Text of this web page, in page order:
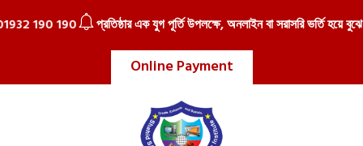
Online Payment
190 190 প্রতিষ্ঠার এক যুগ পূর্তি উপলক্ষে, অনলাইন বা সরাসরি ভর্তি হয়ে বুঝে